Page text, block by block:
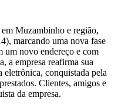
Muzambinho e região,
marcando uma nova fase
um novo endereço e com
a empresa reafirma sua
eletrônica, conquistada pela
Clientes, amigos e
da empresa.